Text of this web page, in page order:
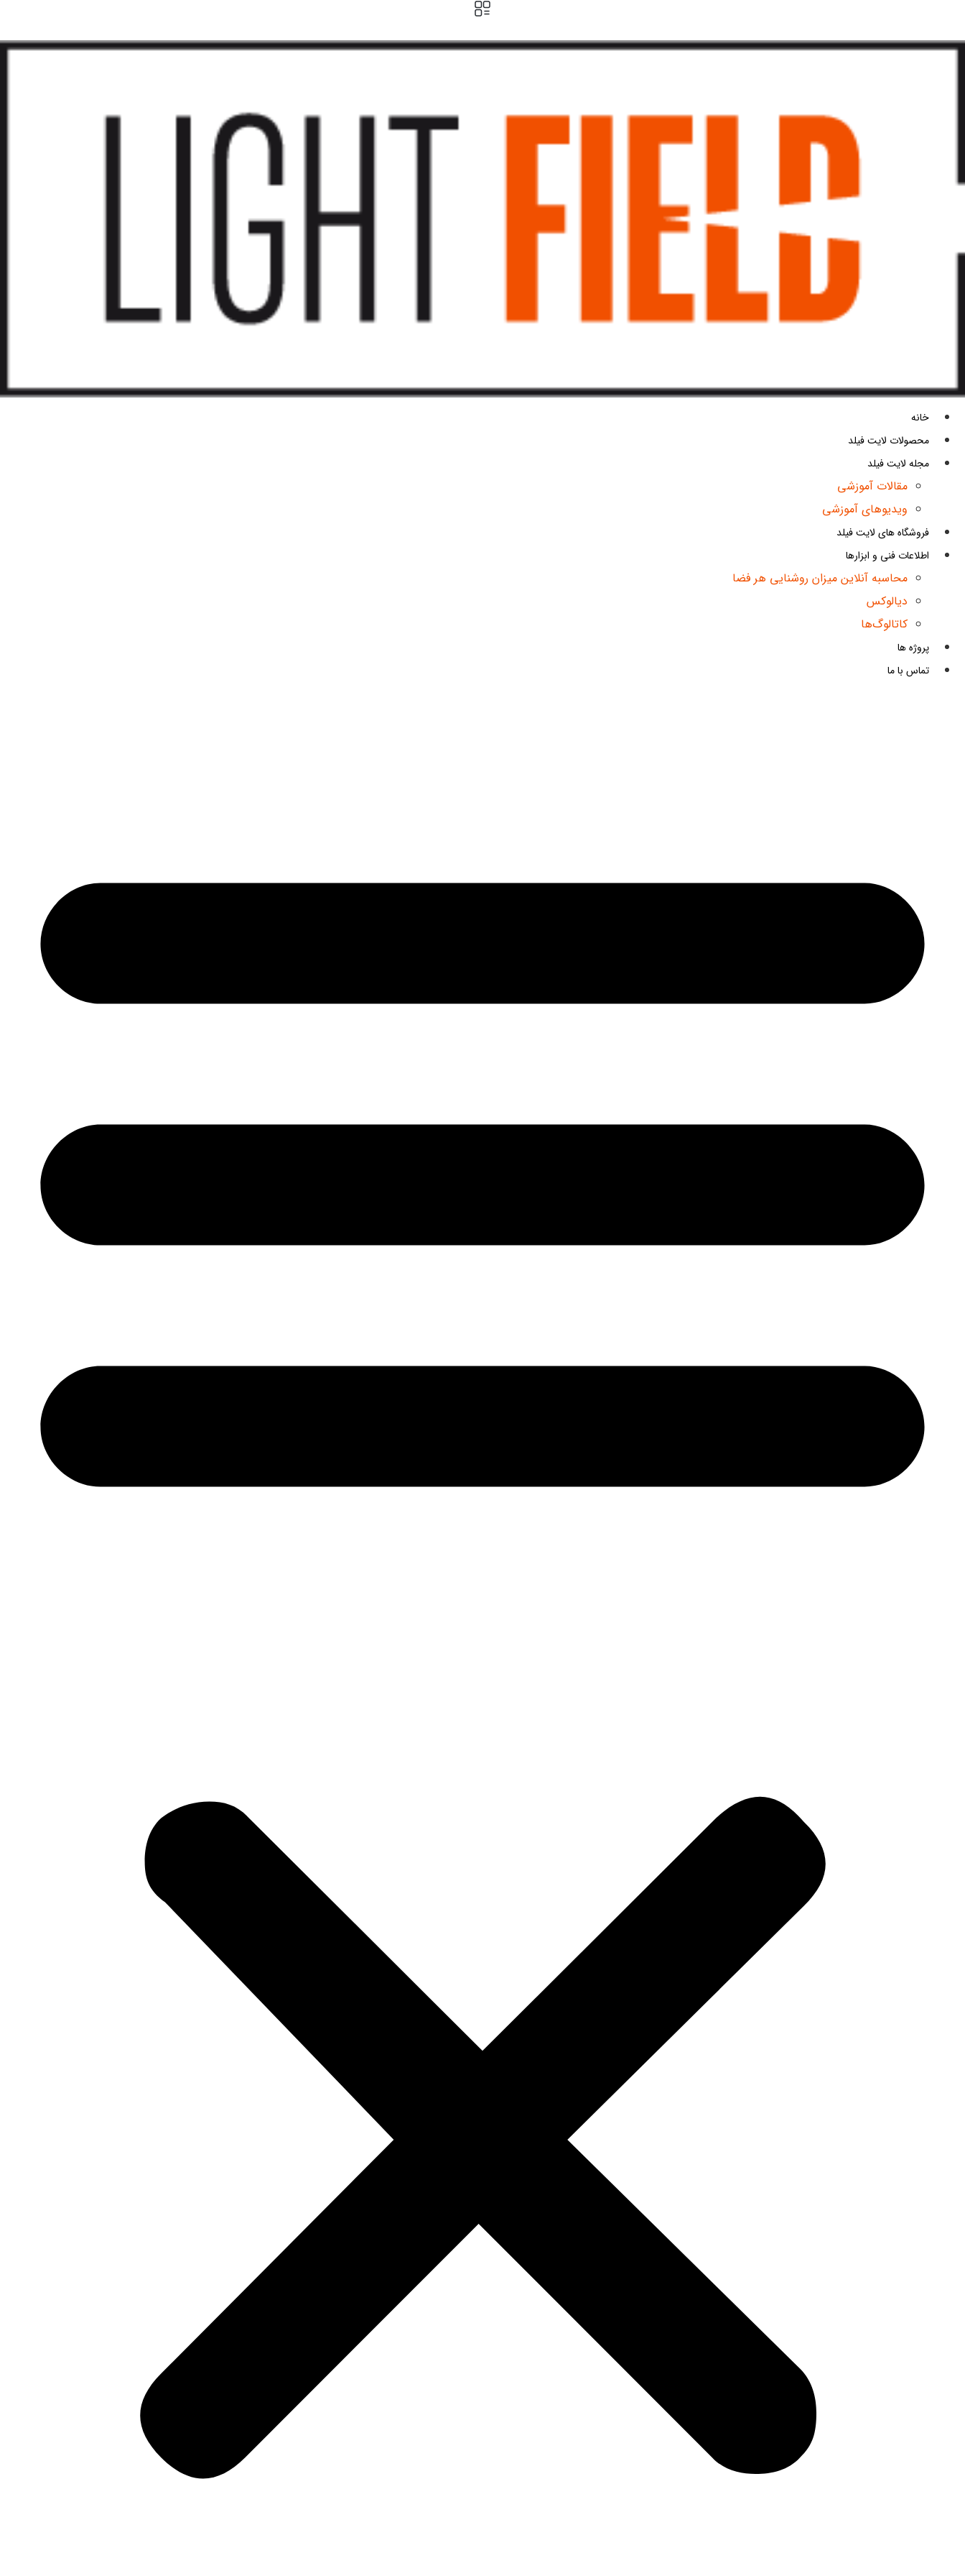
محتوا
خانه
محصولات لایت فیلد
مجله لایت فیلد
مقالات آموزشی
ویدیوهای آموزشی
فروشگاه های لایت فیلد
اطلاعات فنی و ابزارها
محاسبه آنلاین میزان روشنایی هر فضا
دیالوکس
کاتالوگ‌ها
پروژه ها
تماس با ما